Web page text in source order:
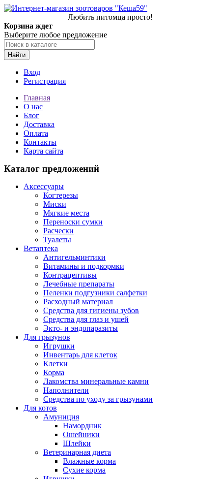
Любить питомца просто!
Корзина ждет
Выберите любое предложение
Найти
Вход
Регистрация
Главная
О нас
Блог
Доставка
Оплата
Контакты
Карта сайта
Каталог предложений
Аксессуары
Когтерезы
Миски
Мягкие места
Переноски сумки
Расчески
Туалеты
Ветаптека
Антигельминтики
Витамины и подкормки
Контрацептивы
Лечебные препараты
Пеленки подгузники салфетки
Расходный материал
Средства для гигиены зубов
Средства для глаз и ушей
Экто- и эндопаразиты
Для грызунов
Игрушки
Инвентарь для клеток
Клетки
Корма
Лакомства минеральные камни
Наполнители
Средства по уходу за грызунами
Для котов
Амуниция
Намордник
Ошейники
Шлейки
Ветеринарная диета
Влажные корма
Сухие корма